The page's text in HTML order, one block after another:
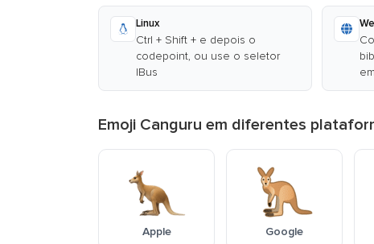
Linux
Ctrl + Shift + e depois o
codepoint, ou use o seletor
IBus
Emoji Canguru em diferentes
Apple Google